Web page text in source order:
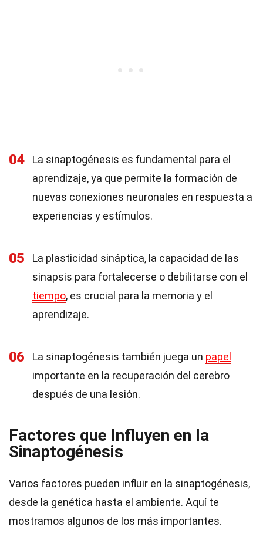
04
La sinaptogénesis es fundamental para el
aprendizaje, ya que permite la formación de
nuevas conexiones neuronales en respuesta a
experiencias y estímulos.
05
La plasticidad sináptica, la capacidad de las
sinapsis para fortalecerse o debilitarse con el
tiempo, es crucial para la memoria y el
aprendizaje.
06 La sinaptogénesis también juega un papel
importante en la recuperación del cerebro
después de una lesión.
Factores que Influyen en la
Sinaptogénesis
Varios factores pueden influir en la sinaptogénesis,
desde la genética hasta el ambiente. Aquí te
mostramos algunos de los más importantes.